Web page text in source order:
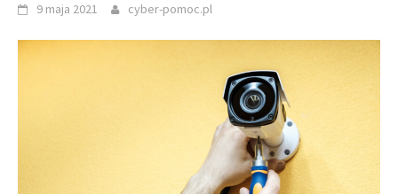
9 maja 2021 cyber-pomoc.pl